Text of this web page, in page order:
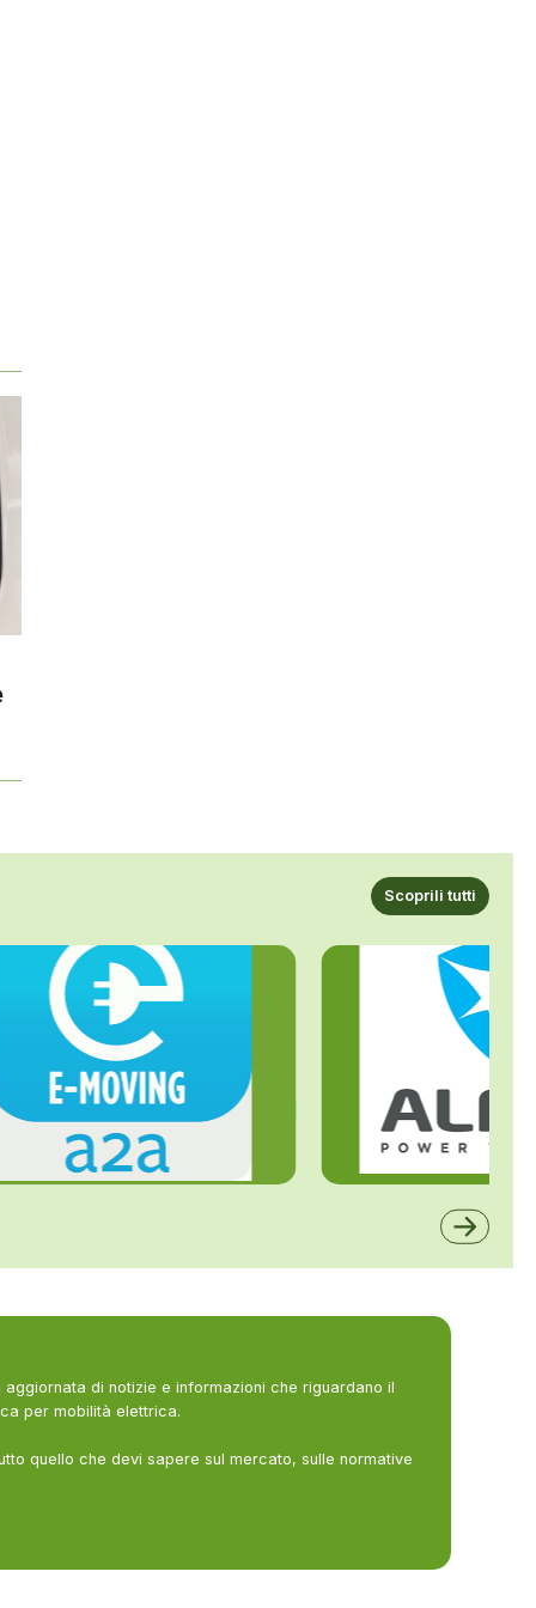
Scoprili tutti
di notizie e informazioni che riguardano il
per mobilità elettrica.
quello che devi sapere sul mercato, sulle normative